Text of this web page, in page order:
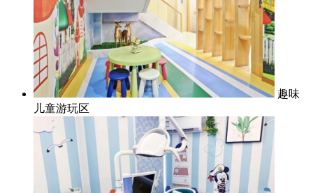
趣味
儿童游玩区